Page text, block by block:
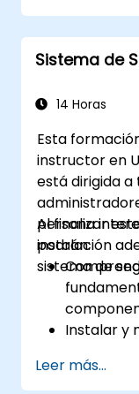
como el
iniciales.
avanzadas
(Sistema
filtrado
para
Sistema de
14 Horas
Esta
instructor en
está dirigida a
persona
instalación
sistema de
Al finalizar
podrán:
Instalar y
Utilizar
Leer más...